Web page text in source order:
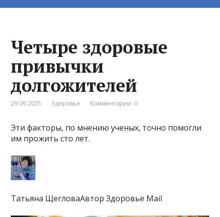
Четыре здоровые
привычки
долгожителей
29.09.2025 Здоровье Комментарии: 0
Эти факторы, по мнению ученых, точно помогли
им прожить сто лет.
Татьяна ЩегловаАвтор Здоровье Mail